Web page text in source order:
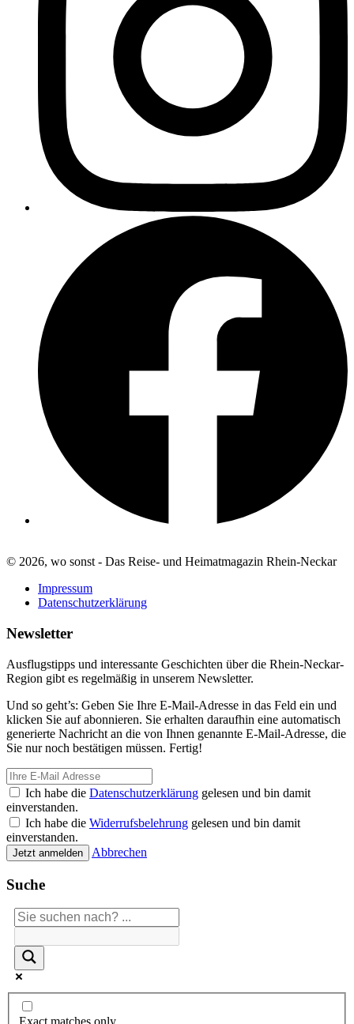
© 2026, wo sonst - Das Reise- und Heimatmagazin Rhein-Neckar
Impressum
Datenschutzerklärung
Newsletter
Ausflugstipps und interessante Geschichten über die Rhein-Neckar-
Region gibt es regelmäßig in unserem Newsletter.
Und so geht’s: Geben Sie Ihre E-Mail-Adresse in das Feld ein und
klicken Sie auf abonnieren. Sie erhalten daraufhin eine automatisch
generierte Nachricht an die von Ihnen genannte E-Mail-Adresse, die
Sie nur noch bestätigen müssen. Fertig!
Ich habe die Datenschutzerklärung gelesen und bin damit
einverstanden.
Ich habe die Widerrufsbelehrung gelesen und bin damit
einverstanden.
Jetzt anmelden Abbrechen
Suche
Exact matches only